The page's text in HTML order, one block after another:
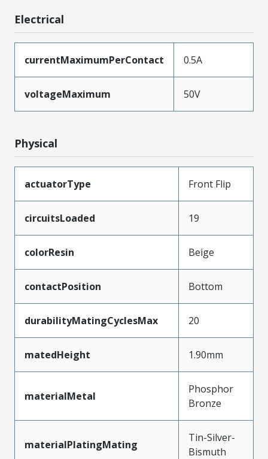
Electrical
currentMaximumPerContact 0.5A
voltageMaximum 50V
Physical
actuatorType Front Flip
circuitsLoaded 19
colorResin Beige
contactPosition Bottom
durabilityMatingCyclesMax 20
matedHeight 1.90mm
materialMetal
Phosphor
Bronze
materialPlatingMating
Tin-Silver-
Bismuth